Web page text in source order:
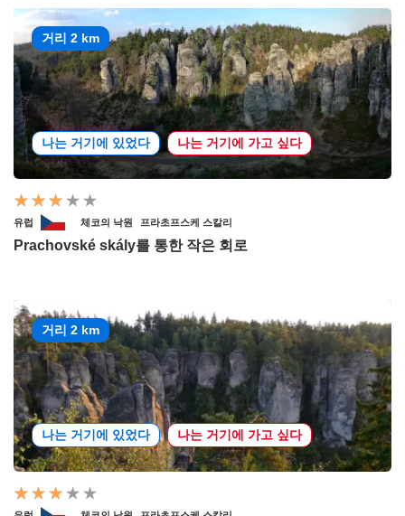
거리 2 km
나는 거기에 있었다 나는 거기에 가고 싶다
유럽 체코의 낙원 프라초프스케 스칼리
Prachovské skály를 통한 작은 회로
거리 2 km
나는 거기에 있었다 나는 거기에 가고 싶다